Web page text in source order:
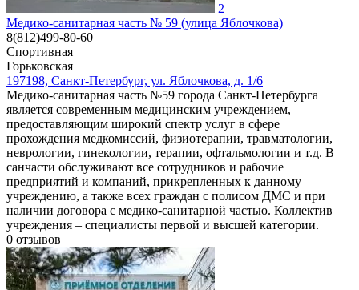
2
Медико-санитарная часть № 59 (улица Яблочкова)
8(812)499-80-60
Спортивная
Горьковская
197198, Санкт-Петербург, ул. Яблочкова, д. 1/6
Медико-санитарная часть №59 города Санкт-Петербурга
является современным медицинским учреждением,
предоставляющим широкий спектр услуг в сфере
прохождения медкомиссий, физиотерапии, травматологии,
неврологии, гинекологии, терапии, офтальмологии и т.д. В
санчасти обслуживают все сотрудников и рабочие
предприятий и компаний, прикрепленных к данному
учреждению, а также всех граждан с полисом ДМС и при
наличии договора с медико-санитарной частью. Коллектив
учреждения – специалисты первой и высшей категории.
0 отзывов